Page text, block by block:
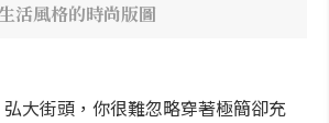
活風格的時尚版圖
大街頭，你很難忽略穿著極簡卻充